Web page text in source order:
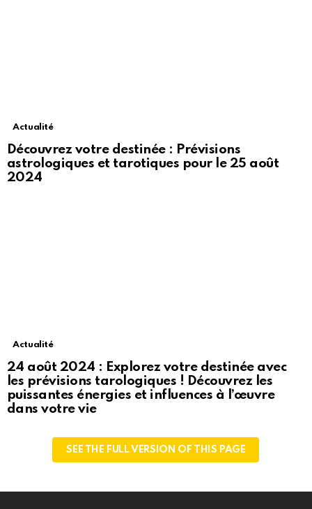
Actualité
Découvrez votre destinée : Prévisions
astrologiques et tarotiques pour le 25 août
2024
Actualité
24 août 2024 : Explorez votre destinée avec
les prévisions tarologiques ! Découvrez les
puissantes énergies et influences à l’œuvre
dans votre vie
SEE THE FULL VERSION OF THIS PAGE